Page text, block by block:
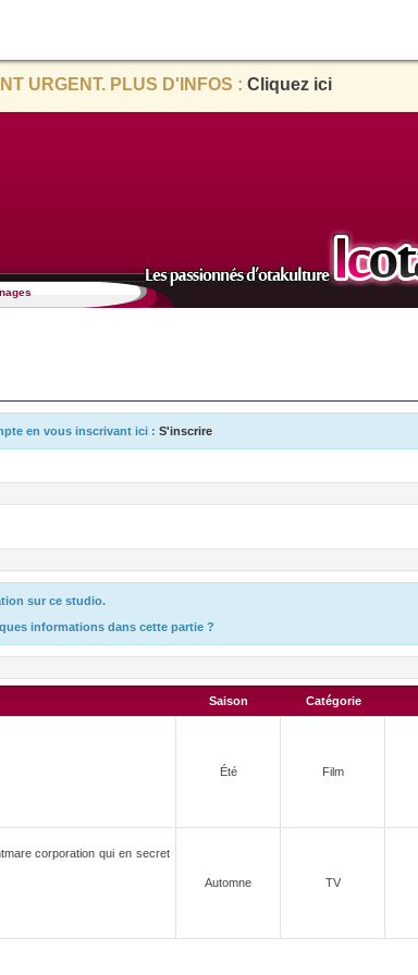
URGENT. PLUS D'INFOS : Cliquez ici
en vous inscrivant ici : S'inscrire
sur ce studio.
informations dans cette partie ?
Saison Catégorie
Été Film
corporation qui en secret
Automne TV